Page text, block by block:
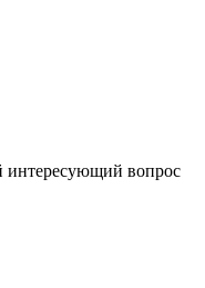
интересующий вопрос